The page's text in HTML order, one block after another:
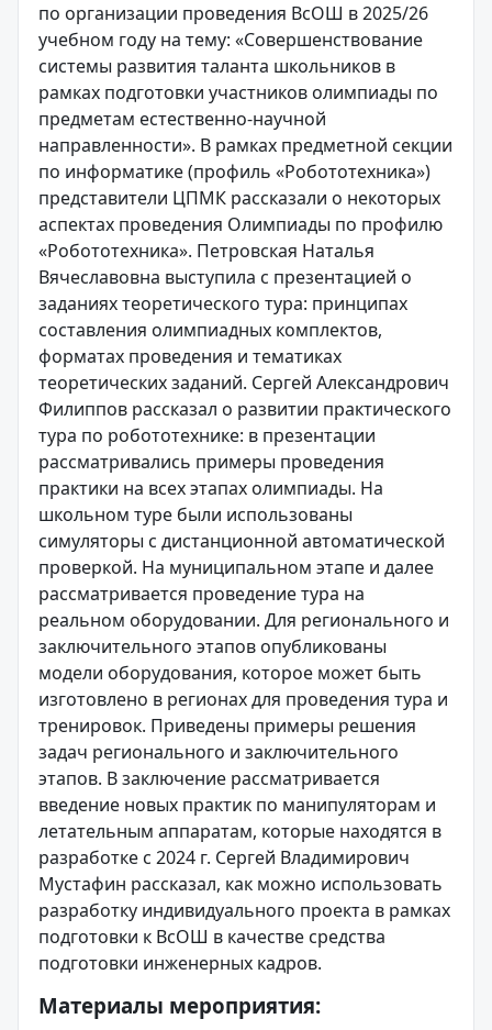
по организации проведения ВсОШ в 2025/26
учебном году на тему: «Совершенствование
системы развития таланта школьников в
рамках подготовки участников олимпиады по
предметам естественно-научной
направленности». В рамках предметной секции
по информатике (профиль «Робототехника»)
представители ЦПМК рассказали о некоторых
аспектах проведения Олимпиады по профилю
«Робототехника». Петровская Наталья
Вячеславовна выступила с презентацией о
заданиях теоретического тура: принципах
составления олимпиадных комплектов,
форматах проведения и тематиках
теоретических заданий. Сергей Александрович
Филиппов рассказал о развитии практического
тура по робототехнике: в презентации
рассматривались примеры проведения
практики на всех этапах олимпиады. На
школьном туре были использованы
симуляторы с дистанционной автоматической
проверкой. На муниципальном этапе и далее
рассматривается проведение тура на
реальном оборудовании. Для регионального и
заключительного этапов опубликованы
модели оборудования, которое может быть
изготовлено в регионах для проведения тура и
тренировок. Приведены примеры решения
задач регионального и заключительного
этапов. В заключение рассматривается
введение новых практик по манипуляторам и
летательным аппаратам, которые находятся в
разработке с 2024 г. Сергей Владимирович
Мустафин рассказал, как можно использовать
разработку индивидуального проекта в рамках
подготовки к ВсОШ в качестве средства
подготовки инженерных кадров.
Материалы мероприятия: